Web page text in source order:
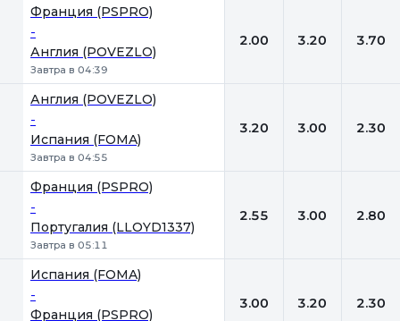
Франция (PSPRO)
-
Англия (POVEZLO)
Завтра в 04:39
2.00 3.20 3.70
Англия (POVEZLO)
-
Испания (FOMA)
Завтра в 04:55
3.20 3.00 2.30
Франция (PSPRO)
-
Португалия (LLOYD1337)
Завтра в 05:11
2.55 3.00 2.80
Испания (FOMA)
-
Франция (PSPRO)
3.00 3.20 2.30